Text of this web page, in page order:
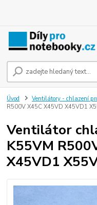
Úvod Ventilátory - chlazení
R500V X45C X45VD X45VD1
Ventilátor
K55VM
X45VD1